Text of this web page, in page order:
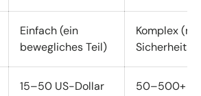
Einfach (ein
bewegliches Teil)
Komplex
15–50 US-Dollar 50–500+